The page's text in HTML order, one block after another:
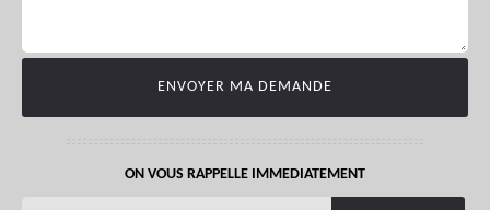
ON VOUS RAPPELLE IMMEDIATEMENT